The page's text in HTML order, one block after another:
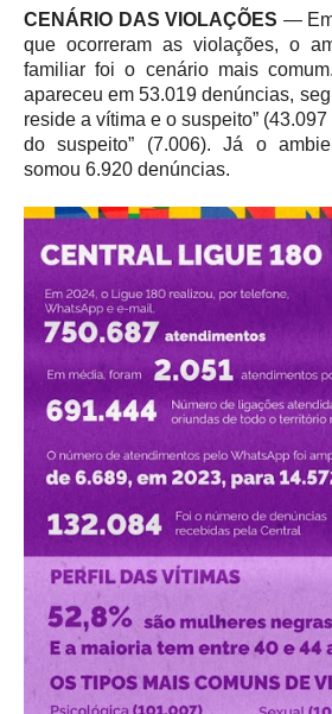
CENÁRIO DAS VIOLAÇÕES —
que ocorreram as violações, o
familiar foi o cenário mais
apareceu em 53.019 denúncias,
reside a vítima e o suspeito”
do suspeito” (7.006). Já o
somou 6.920 denúncias.